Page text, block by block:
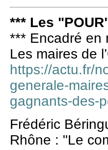
*** Les
*** Encadré en
Les maires de
https://actu.fr/
generale-
gagnants-des-
Frédéric
Rhône : "Le